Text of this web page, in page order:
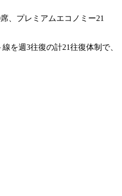
、プレミアムエコノミー21
を週3往復の計21往復体制で、